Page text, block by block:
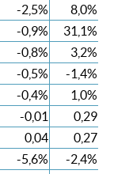
-2,5%
8,0%
-0,9%
31,1%
-0,8%
3,2%
-0,5%
-1,4%
-0,4%
1,0%
-0,01
0,29
0,04
0,27
-5,6%
-2,4%